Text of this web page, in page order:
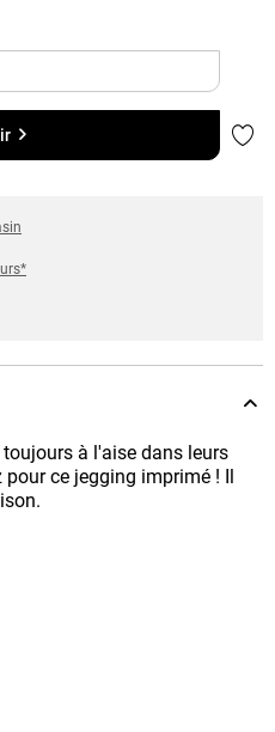
à l'aise dans leurs
ce jegging imprimé ! Il